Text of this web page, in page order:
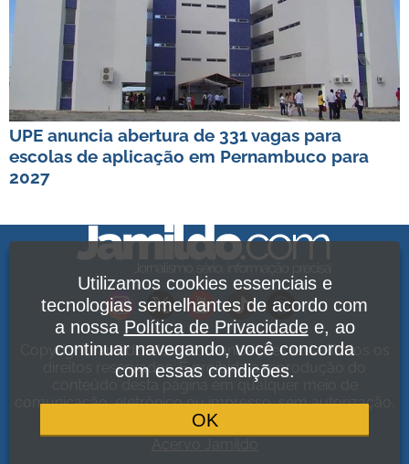
UPE anuncia abertura de 331 vagas para
escolas de aplicação em Pernambuco para
2027
Copyright Jamildo Melo Comunicações Ltda. Todos os
direitos reservados. É proibida a reprodução do
conteúdo desta página em qualquer meio de
comunicação, eletrônico ou impresso, sem autorização.
Política de Privacidade
Utilizamos cookies essenciais e
tecnologias semelhantes de acordo com
a nossa Política de Privacidadee, ao
continuar navegando, você concorda
com essas condições.
OK